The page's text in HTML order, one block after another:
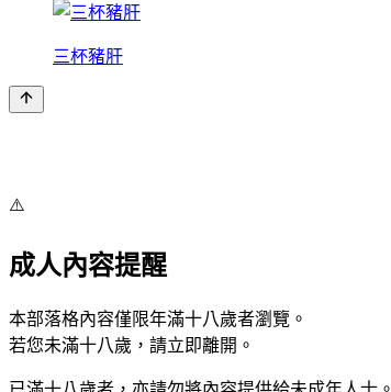
三杯豬肝
⚠️
成人內容提醒
本部落格內容僅限年滿十八歲者瀏覽。
若您未滿十八歲，請立即離開。